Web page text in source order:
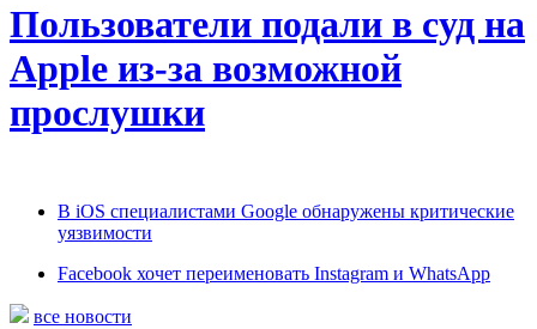
Пользователи подали в суд на
Apple из-за возможной
прослушки
В iOS специалистами Google обнаружены критические
уязвимости
Facebook хочет переименовать Instagram и WhatsApp
все новости